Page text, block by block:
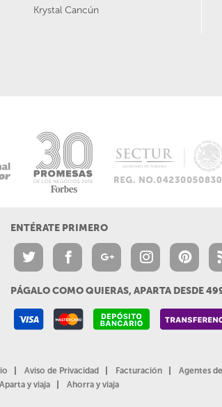
Krystal Cancún
ENTÉRATE PRIMERO
PÁGALO COMO QUIERAS, APARTA DESDE
Aviso de Privacidad Facturación Agentes
Aparta y viaja
Ahorra y viaja